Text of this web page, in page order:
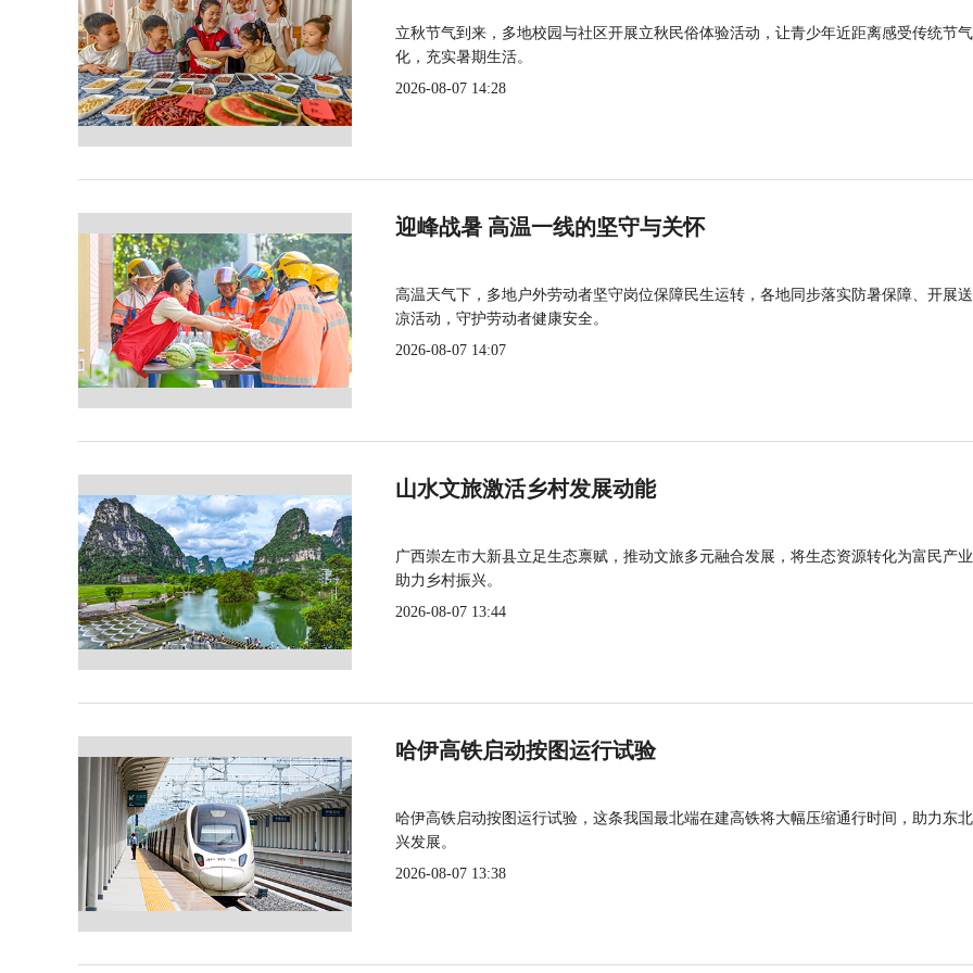
立秋节气到来，多地校园与社区开展立秋民俗体验活动，让青少年近距离感受传统节
化，充实暑期生活。
2026-08-07 14:28
迎峰战暑 高温一线的坚守与关怀
高温天气下，多地户外劳动者坚守岗位保障民生运转，各地同步落实防暑保障、开展
凉活动，守护劳动者健康安全。
2026-08-07 14:07
山水文旅激活乡村发展动能
广西崇左市大新县立足生态禀赋，推动文旅多元融合发展，将生态资源转化为富民产
助力乡村振兴。
2026-08-07 13:44
哈伊高铁启动按图运行试验
哈伊高铁启动按图运行试验，这条我国最北端在建高铁将大幅压缩通行时间，助力东
兴发展。
2026-08-07 13:38